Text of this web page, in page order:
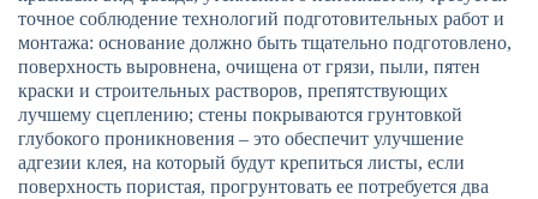
точное соблюдение технологий подготовительных работ и
монтажа: основание должно быть тщательно подготовлено,
поверхность выровнена, очищена от грязи, пыли, пятен
краски и строительных растворов, препятствующих
лучшему сцеплению; стены покрываются грунтовкой
глубокого проникновения – это обеспечит улучшение
адгезии клея, на который будут крепиться листы, если
поверхность пористая, прогрунтовать ее потребуется два